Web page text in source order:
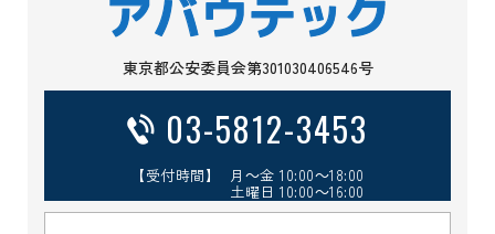
東京都公安委員会第301030406546号
03-5812-3453
【受付時間】 月～金 10:00～18:00
土曜日 10:00～16:00